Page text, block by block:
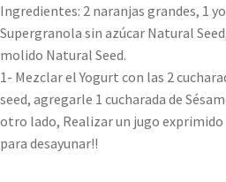
Ingredientes: 2 naranjas grandes, 1
Supergranola sin azúcar Natural
molido Natural Seed.
1- Mezclar el Yogurt con las 2
seed, agregarle 1 cucharada de
otro lado, Realizar un jugo
para desayunar!!